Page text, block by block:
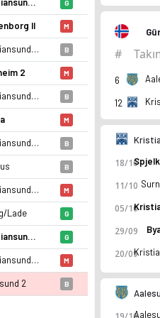
| 3. Lig Grup 2'de 12.
G
II M
Kristiansund BK 2 B
2 M
Kristiansund BK 2 B
M
Kristiansund BK 2 B
B
Kristiansund BK 2 M
Lade G
Kristiansund BK 2 G
Kristiansund BK 2 M
2 B
#
6
12
18/10
11/10
05/10
29/09
20/09